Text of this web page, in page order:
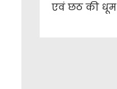
एवं छठ की धूम